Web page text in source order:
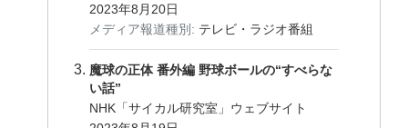
2023年8月20日
メディア報道種別: テレビ・ラジオ番組
魔球の正体 番外編 野球ボールの“すべらな
い話”
NHK「サイカル研究室」ウェブサイト